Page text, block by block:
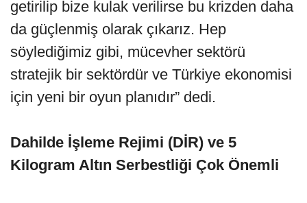
getirilip bize kulak verilirse bu krizden daha
da güçlenmiş olarak çıkarız. Hep
söylediğimiz gibi, mücevher sektörü
stratejik bir sektördür ve Türkiye ekonomisi
için yeni bir oyun planıdır” dedi.
Dahilde İşleme Rejimi (DİR) ve 5
Kilogram Altın Serbestliği Çok Önemli